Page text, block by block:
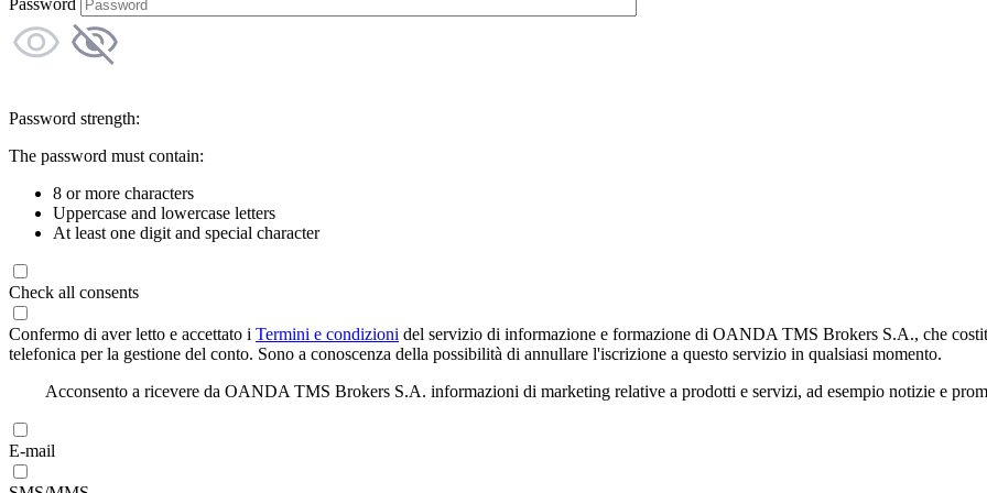
Password
Password strength:
The password must contain:
8 or more characters
Uppercase and lowercase letters
At least one digit and special character
Check all consents
Confermo di aver letto e accettato i Termini e condizioni del servizio di informazione e formazione di OANDA TMS Brokers S.A., che
telefonica per la gestione del conto. Sono a conoscenza della possibilità di annullare l'iscrizione a questo servizio in qualsiasi momento.
Acconsento a ricevere da OANDA TMS Brokers S.A. informazioni di marketing relative a prodotti e servizi, ad esempio notizie e
E-mail